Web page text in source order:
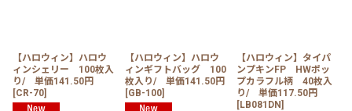
【ハロウィン】ハロウ
ィンシェリー 100枚入
り/ 単価141.50円
[CR-70]
【ハロウィン】ハロウ
ィンギフトバッグ 100
枚入り/ 単価141.50円
[GB-100]
【ハロウィン】タイパ
ンプキンFP HWポッ
プカラフル柄 40枚入
り/ 単価117.50円
[LB081DN]